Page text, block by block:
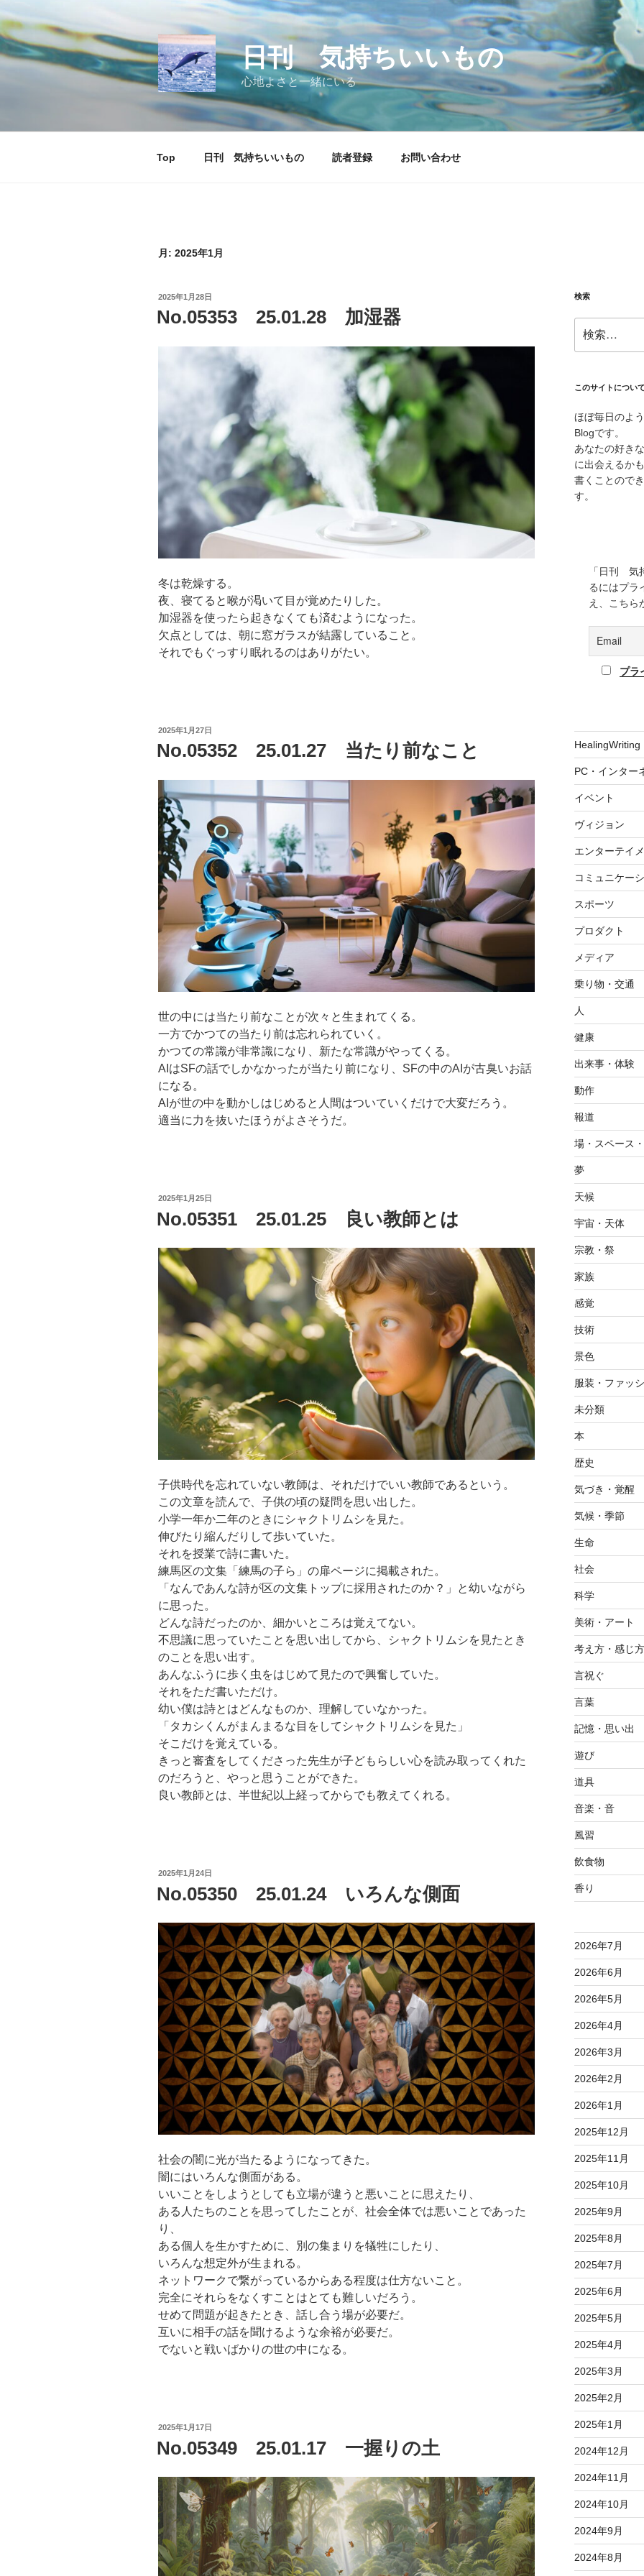
ン
テ
ン
キ
日刊 気持ちいいもの
心地よさと一緒にいる
Top 日刊 気持ちいいもの 読者登録 お問い合わせ
月: 2025年1月
投
日:
2025年1月28日
No.05353 25.01.28 加湿器
冬は乾燥する。
夜、寝てると喉が渇いて目が覚めたりした。
加湿器を使ったら起きなくても済むようになった。
欠点としては、朝に窓ガラスが結露していること。
それでもぐっすり眠れるのはありがたい。
投
日:
2025年1月27日
No.05352 25.01.27 当たり前なこと
世の中には当たり前なことが次々と生まれてくる。
一方でかつての当たり前は忘れられていく。
かつての常識が非常識になり、新たな常識がやってくる。
AIはSFの話でしかなかったが当たり前になり、SFの中のAIが古臭いお話
になる。
AIが世の中を動かしはじめると人間はついていくだけで大変だろう。
適当に力を抜いたほうがよさそうだ。
投
日:
2025年1月25日
No.05351 25.01.25 良い教師とは
子供時代を忘れていない教師は、それだけでいい教師であるという。
この文章を読んで、子供の頃の疑問を思い出した。
小学一年か二年のときにシャクトリムシを見た。
伸びたり縮んだりして歩いていた。
それを授業で詩に書いた。
練馬区の文集「練馬の子ら」の扉ページに掲載された。
「なんであんな詩が区の文集トップに採用されたのか？」と幼いながら
に思った。
どんな詩だったのか、細かいところは覚えてない。
不思議に思っていたことを思い出してから、シャクトリムシを見たとき
のことを思い出す。
あんなふうに歩く虫をはじめて見たので興奮していた。
それをただ書いただけ。
幼い僕は詩とはどんなものか、理解していなかった。
「タカシくんがまんまるな目をしてシャクトリムシを見た」
そこだけを覚えている。
きっと審査をしてくださった先生が子どもらしい心を読み取ってくれた
のだろうと、やっと思うことができた。
良い教師とは、半世紀以上経ってからでも教えてくれる。
投
日:
2025年1月24日
No.05350 25.01.24 いろんな側面
社会の闇に光が当たるようになってきた。
闇にはいろんな側面がある。
いいことをしようとしても立場が違うと悪いことに思えたり、
ある人たちのことを思ってしたことが、社会全体では悪いことであった
り、
ある個人を生かすために、別の集まりを犠牲にしたり、
いろんな想定外が生まれる。
ネットワークで繋がっているからある程度は仕方ないこと。
完全にそれらをなくすことはとても難しいだろう。
せめて問題が起きたとき、話し合う場が必要だ。
互いに相手の話を聞けるような余裕が必要だ。
でないと戦いばかりの世の中になる。
投
日:
2025年1月17日
No.05349 25.01.17 一握りの土
検索
索:
このサイトについ
ほぼ毎日のよ
Blogです。
あなたの好き
に出会えるか
書くことので
す。
「日刊 気
るにはプラ
え、こちら
プラ
HealingWriting
PC・インター
イベント
ヴィジョン
エンターテイ
コミュニケー
スポーツ
プロダクト
メディア
乗り物・交通
人
健康
出来事・体験
動作
報道
場・スペース
夢
天候
宇宙・天体
宗教・祭
家族
感覚
技術
景色
服装・ファッ
未分類
本
歴史
気づき・覚醒
気候・季節
生命
社会
科学
美術・アート
考え方・感じ方
言祝ぐ
言葉
記憶・思い出
遊び
道具
音楽・音
風習
飲食物
香り
2026年7月
2026年6月
2026年5月
2026年4月
2026年3月
2026年2月
2026年1月
2025年12月
2025年11月
2025年10月
2025年9月
2025年8月
2025年7月
2025年6月
2025年5月
2025年4月
2025年3月
2025年2月
2025年1月
2024年12月
2024年11月
2024年10月
2024年9月
2024年8月